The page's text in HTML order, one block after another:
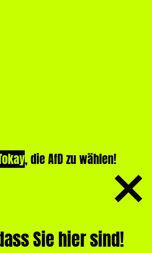
, die AfD zu wählen!
Sie hier sind!